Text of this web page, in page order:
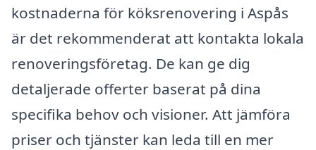
kostnaderna för köksrenovering i Aspås
är det rekommenderat att kontakta lokala
renoveringsföretag. De kan ge dig
detaljerade offerter baserat på dina
specifika behov och visioner. Att jämföra
priser och tjänster kan leda till en mer